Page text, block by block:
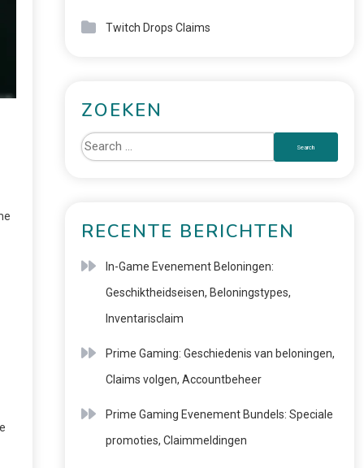
Twitch Drops Claims
ZOEKEN
RECENTE BERICHTEN
In-Game Evenement Beloningen:
Geschiktheidseisen, Beloningstypes,
Inventarisclaim
Prime Gaming: Geschiedenis van beloningen,
Claims volgen, Accountbeheer
Prime Gaming Evenement Bundels: Speciale
promoties, Claimmeldingen